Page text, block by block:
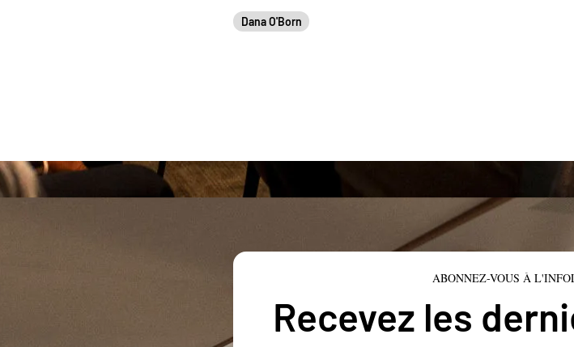
Dana O'Born
ABONNEZ-VOUS À
Recevez les